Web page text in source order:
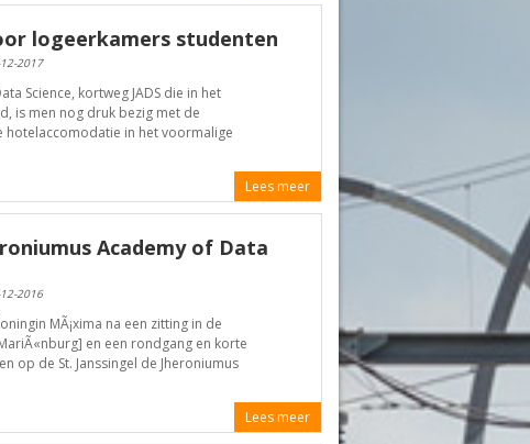
logeerkamers studenten
2017
Science, kortweg JADS die in het
is men nog druk bezig met de
hotelaccomodatie in het voormalige
Lees meer
Academy of Data
2016
MÃ¡xima na een zitting in de
en een rondgang en korte
op de St. Janssingel de Jheroniumus
Lees meer